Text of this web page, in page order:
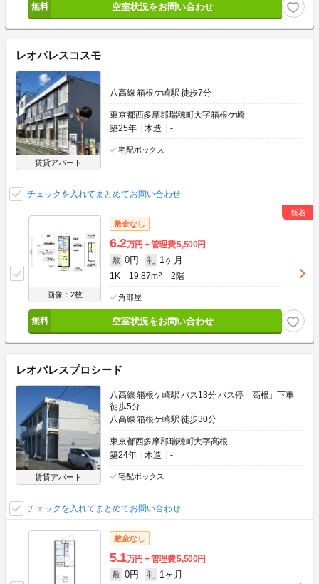
空室状況をお問い合わせ
レオパレスコスモ
賃貸アパート
八高線 箱根ケ崎駅 徒歩7分
東京都西多摩郡瑞穂町大字箱根ケ崎
築25年
木造 -
宅配ボックス
チェックを入れてまとめてお問い合わせ
画像：2枚
敷金なし
6.2万円 管理費5,500円
敷 0円 礼 1ヶ月
1K 19.87m2 2階
角部屋
空室状況をお問い合わせ
レオパレスプロシード
賃貸アパート
八高線 箱根ケ崎駅 バス13分 バス停「高根」下車
徒歩5分
八高線 箱根ケ崎駅 徒歩30分
東京都西多摩郡瑞穂町大字高根
築24年
木造 -
宅配ボックス
チェックを入れてまとめてお問い合わせ
敷金なし
5.1万円 管理費5,500円
敷 0円 礼 1ヶ月